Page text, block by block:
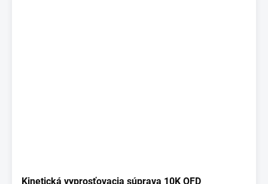
Kinetická vyprosťovacia súprava 10K OFD